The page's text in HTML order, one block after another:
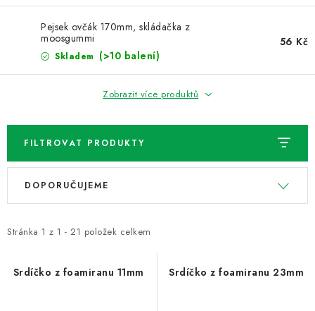
Podmínky ochrany osobních údajů
Jak získat lepší ceny?
Moje objednávka
Pejsek ovčák 170mm, skládačka z
moosgummi
Skladem (>10 balení)
56 Kč
Zobrazit více produktů
FILTROVAT PRODUKTY
V
i
p
Stránka 1 z 1 - 21 položek celkem
Ř
e
DOPORUČUJEME
Srdíčko z foamiranu 11mm Srdíčko z foamiranu 23mm